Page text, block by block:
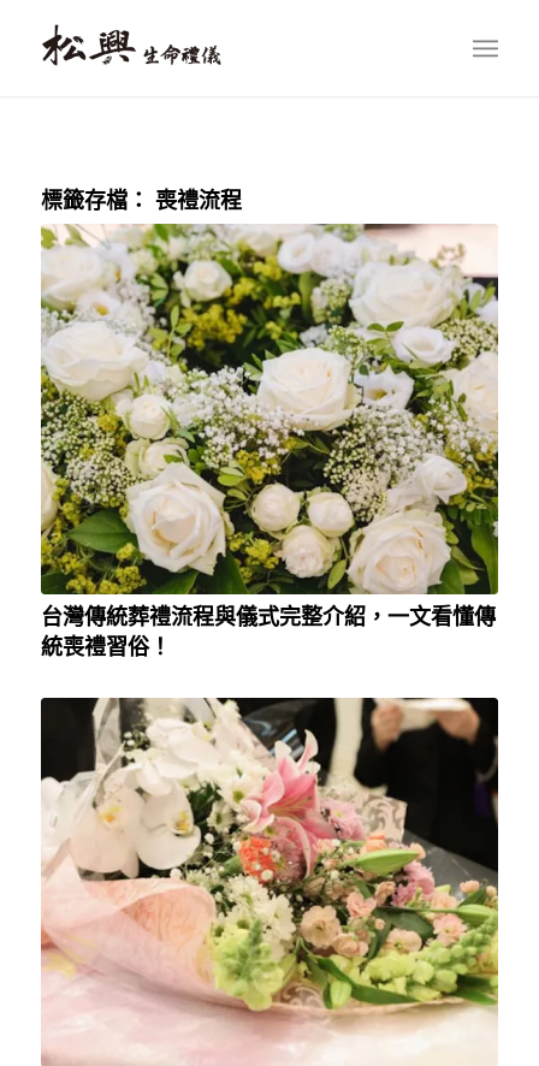
標籤存檔： 喪禮流程
台灣傳統葬禮流程與儀式完整介紹，一文看懂傳
統喪禮習俗！